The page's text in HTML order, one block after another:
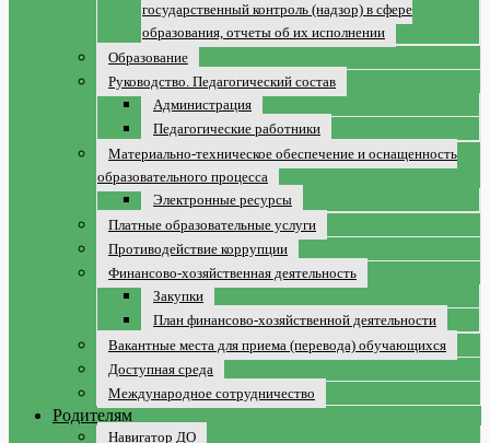
государственный контроль (надзор) в сфере
образования, отчеты об их исполнении
Образование
Руководство. Педагогический состав
Администрация
Педагогические работники
Материально-техническое обеспечение и оснащенность
образовательного процесса
Электронные ресурсы
Платные образовательные услуги
Противодействие коррупции
Финансово-хозяйственная деятельность
Закупки
План финансово-хозяйственной деятельности
Вакантные места для приема (перевода) обучающихся
Доступная среда
Международное сотрудничество
Родителям
Навигатор ДО